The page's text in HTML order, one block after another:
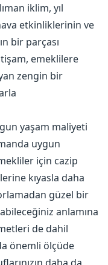
iklim, yıl
etkinliklerinin ve
bir parçası
emeklilere
zengin bir
yaşam maliyeti
uygun
için cazip
kıyasla daha
güzel bir
anlamına
de dahil
önemli ölçüde